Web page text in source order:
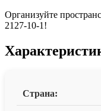
Организуйте
2127-10-1!
Страна: